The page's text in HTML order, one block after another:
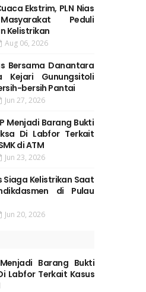
Ekstrim, PLN Nias
Peduli
Kelistrikan
Aug 06, 2026
Bersama Danantara
Kejari Gunungsitoli
bersih Pantai
Jun 27, 2026
Menjadi Barang Bukti
Di Labfor Terkait
di ATM
Jun 23, 2026
Siaga Kelistrikan Saat
di Pulau
Jun 20, 2026
Barang Bukti
Labfor Terkait Kasus